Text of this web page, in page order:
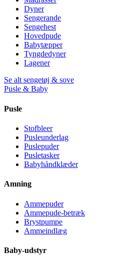
Dyner
Sengerande
Sengehest
Hovedpude
Babytæpper
Tyngdedyner
Lagener
Se alt sengetøj & sove
Pusle & Baby
Pusle
Stofbleer
Pusleunderlag
Puslepuder
Pusletasker
Babyhåndklæder
Amning
Ammepuder
Ammepude-betræk
Brystpumpe
Ammeindlæg
Baby-udstyr